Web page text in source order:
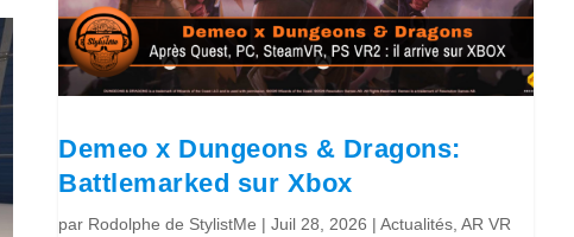
Demeo x Dungeons & Dragons:
Battlemarked sur Xbox
par Rodolphe de StylistMe |Juil 28, 2026 |Actualités ,AR VR